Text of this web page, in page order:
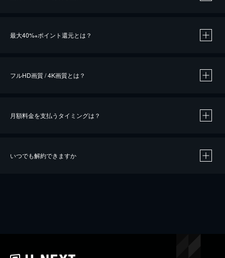
最大40%※ポイント還元とは？
※40％ポイント還元の対象は、クレジットカード決済による作品の購入 / レンタルです。
iOSアプリのUコイン決済による作品の購入 / レンタルは、20％のポイント還元です。
フルHD画質 / 4K画質とは？
月額料金を支払うタイミングは？
いつでも解約できますか